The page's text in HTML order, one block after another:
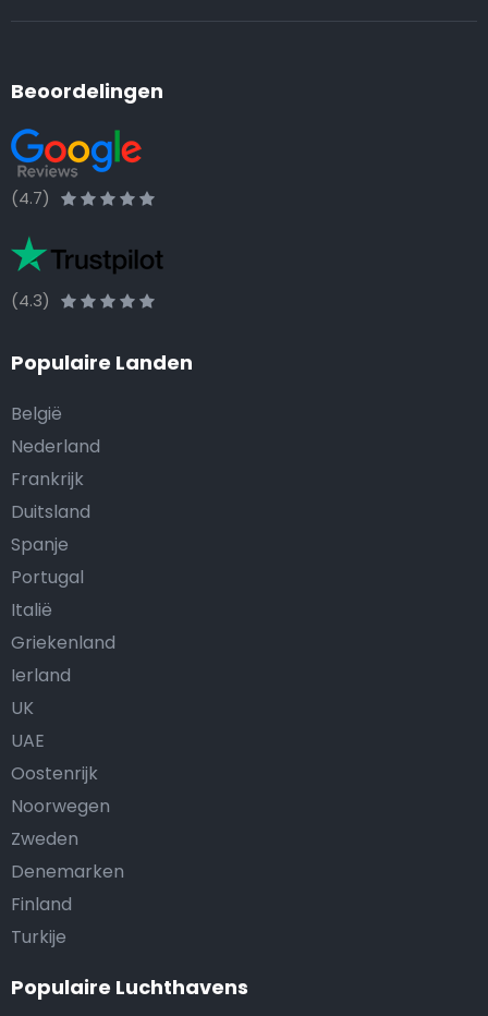
Beoordelingen
(4.7)
(4.3)
Populaire Landen
België
Nederland
Frankrijk
Duitsland
Spanje
Portugal
Italië
Griekenland
Ierland
UK
UAE
Oostenrijk
Noorwegen
Zweden
Denemarken
Finland
Turkije
Populaire Luchthavens